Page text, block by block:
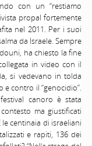
con un “restiamo
propal fortemente
nel 2011. Per i suoi
da Israele. Sempre
ha chiesto la fine
in video con il
si vedevano in tolda
e contro il “genocidio”.
canoro è stata
ma giustificati
centinaia di israeliani
e rapiti, 136 dei